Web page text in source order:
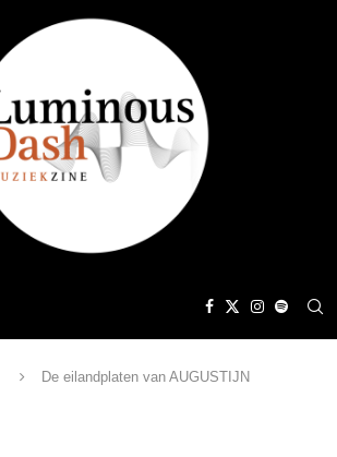
De eilandplaten van AUGUSTIJN